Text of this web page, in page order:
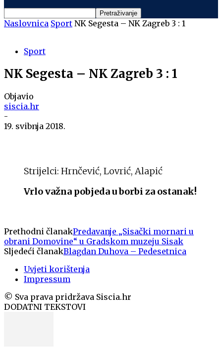
Naslovnica Sport NK Segesta – NK Zagreb 3 : 1
Sport
NK Segesta – NK Zagreb 3 : 1
Objavio
siscia.hr
-
19. svibnja 2018.
Strijelci: Hrnčević, Lovrić, Alapić
Vrlo važna pobjeda u borbi za ostanak!
Prethodni članakPredavanje „Sisački mornari u
obrani Domovine“ u Gradskom muzeju Sisak
Sljedeći članakBlagdan Duhova – Pedesetnica
Uvjeti korištenja
Impressum
© Sva prava pridržava Siscia.hr
DODATNI TEKSTOVI